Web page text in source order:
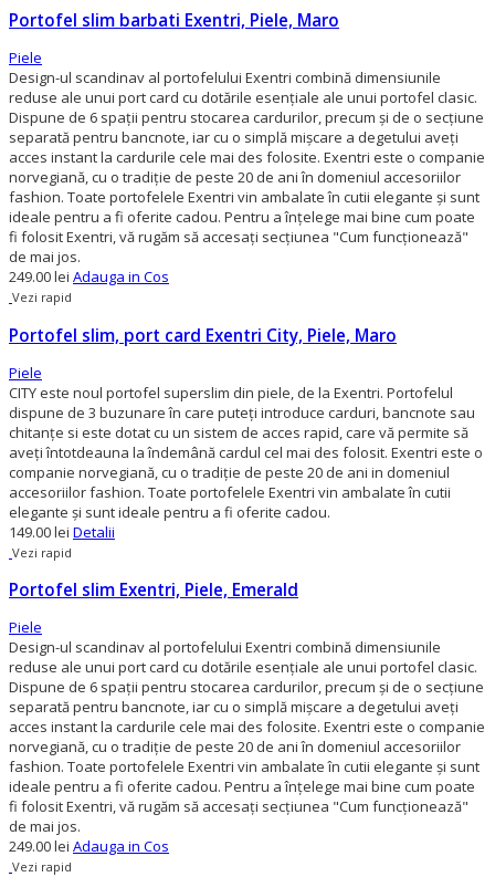
Portofel slim barbati Exentri, Piele, Maro
Piele
Design-ul scandinav al portofelului Exentri combină dimensiunile
reduse ale unui port card cu dotările esențiale ale unui portofel clasic.
Dispune de 6 spații pentru stocarea cardurilor, precum și de o secțiune
separată pentru bancnote, iar cu o simplă mișcare a degetului aveți
acces instant la cardurile cele mai des folosite. Exentri este o companie
norvegiană, cu o tradiție de peste 20 de ani în domeniul accesoriilor
fashion. Toate portofelele Exentri vin ambalate în cutii elegante și sunt
ideale pentru a fi oferite cadou. Pentru a înțelege mai bine cum poate
fi folosit Exentri, vă rugăm să accesați secțiunea "Cum funcționează"
de mai jos.
249.00 lei Adauga in Cos
Vezi rapid
Portofel slim, port card Exentri City, Piele, Maro
Piele
CITY este noul portofel superslim din piele, de la Exentri. Portofelul
dispune de 3 buzunare în care puteţi introduce carduri, bancnote sau
chitanţe si este dotat cu un sistem de acces rapid, care vă permite să
aveţi întotdeauna la îndemână cardul cel mai des folosit. Exentri este o
companie norvegiană, cu o tradiţie de peste 20 de ani in domeniul
accesoriilor fashion. Toate portofelele Exentri vin ambalate în cutii
elegante şi sunt ideale pentru a fi oferite cadou.
149.00 lei Detalii
Vezi rapid
Portofel slim Exentri, Piele, Emerald
Piele
Design-ul scandinav al portofelului Exentri combină dimensiunile
reduse ale unui port card cu dotările esențiale ale unui portofel clasic.
Dispune de 6 spații pentru stocarea cardurilor, precum și de o secțiune
separată pentru bancnote, iar cu o simplă mișcare a degetului aveți
acces instant la cardurile cele mai des folosite. Exentri este o companie
norvegiană, cu o tradiție de peste 20 de ani în domeniul accesoriilor
fashion. Toate portofelele Exentri vin ambalate în cutii elegante și sunt
ideale pentru a fi oferite cadou. Pentru a înțelege mai bine cum poate
fi folosit Exentri, vă rugăm să accesați secțiunea "Cum funcționează"
de mai jos.
249.00 lei Adauga in Cos
Vezi rapid